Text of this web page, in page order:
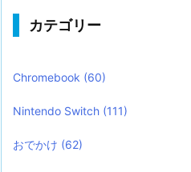
カテゴリー
Chromebook (60)
Nintendo Switch (111)
おでかけ (62)